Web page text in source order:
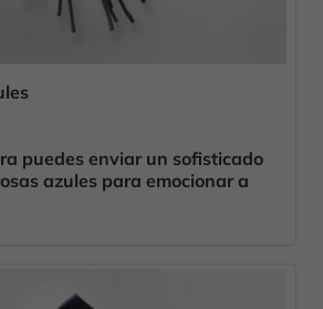
puedes enviar un sofisticado
azules para emocionar a